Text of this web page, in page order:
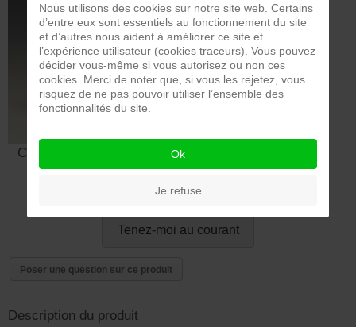
CLINDOEIL Studio_dsc0121
Rsolution Originale.jpg
Tenez-moi au courant
Poser une question sur ce produit
Description du produit
Nous utilisons des cookies sur notre site web. Certains
d’entre eux sont essentiels au fonctionnement du site
et d’autres nous aident à améliorer ce site et
l’expérience utilisateur (cookies traceurs). Vous pouvez
décider vous-même si vous autorisez ou non ces
cookies. Merci de noter que, si vous les rejetez, vous
risquez de ne pas pouvoir utiliser l’ensemble des
fonctionnalités du site.
Ok
Je refuse